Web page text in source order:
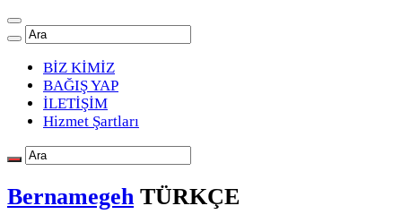
BİZ KİMİZ
BAĞIŞ YAP
İLETİŞİM
Hizmet Şartları
Bernamegeh TÜRKÇE